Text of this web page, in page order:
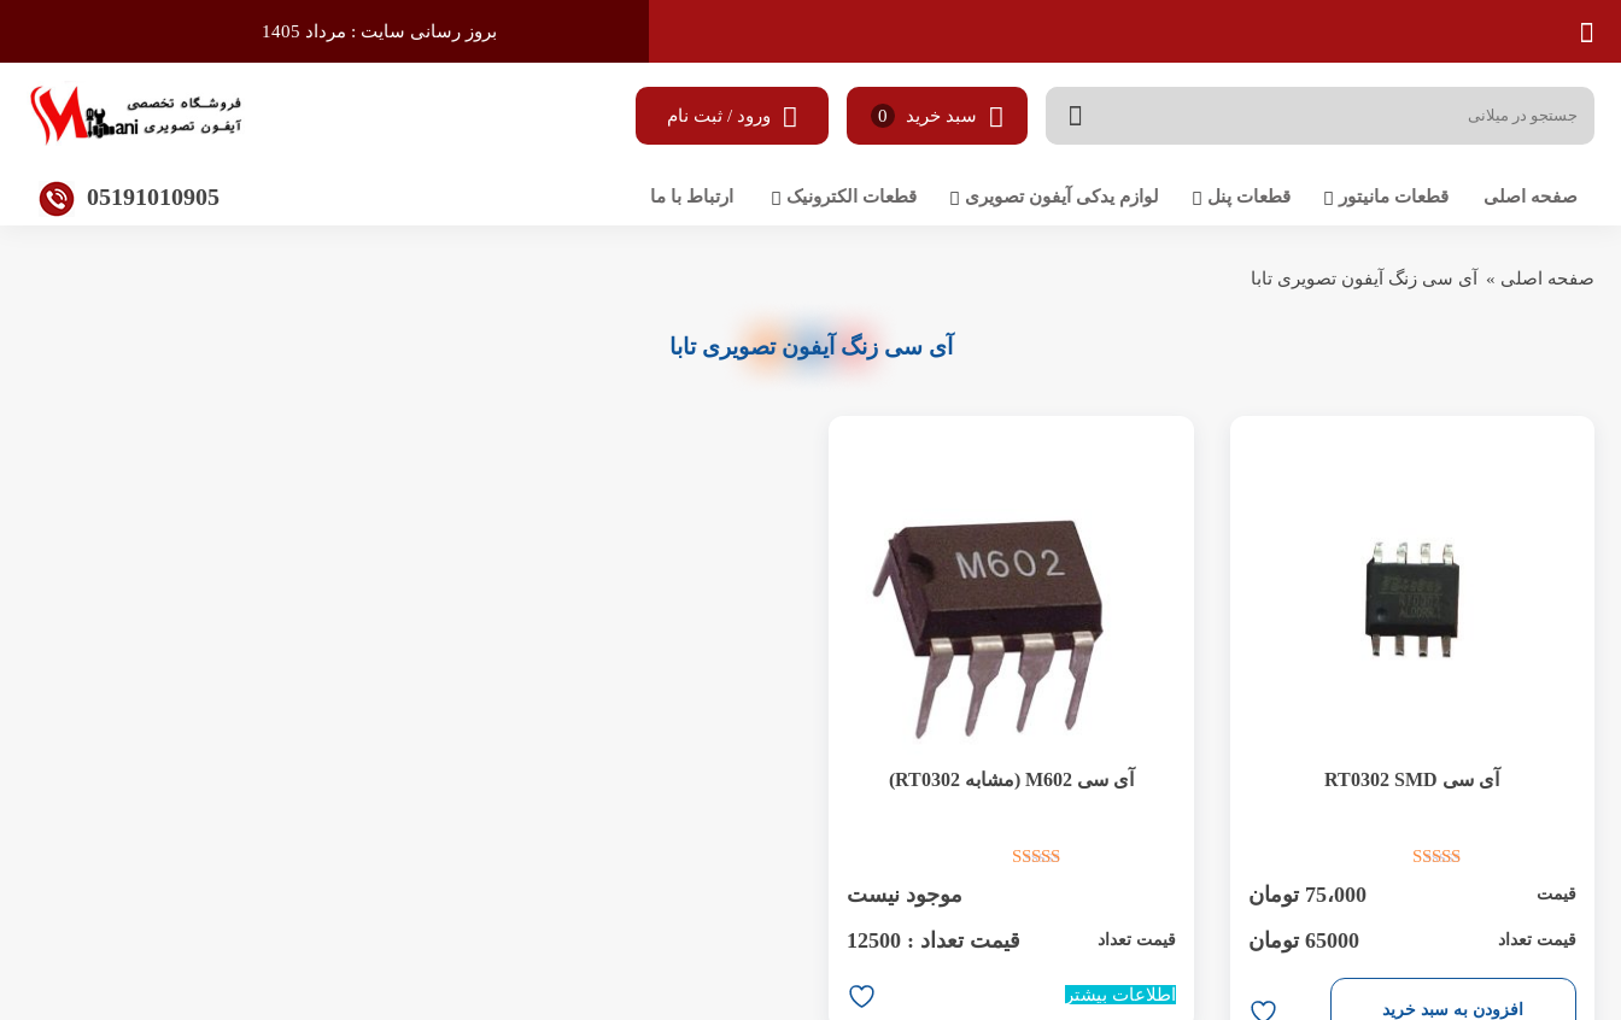
بروز رسانی سایت : مرداد 1405
سبد خرید 0 ورود / ثبت نام
صفحه اصلی قطعات مانیتور قطعات پنل لوازم یدکی آیفون تصویری قطعات الکترونیک ارتباط با ما 05191010905
صفحه اصلی » آی سی زنگ آیفون تصویری تابا
آی سی زنگ آیفون تصویری تابا
آی سی RT0302 SMD
قیمت 75،000 تومان
قیمت تعداد 65000 تومان
افزودن به سبد خرید
آی سی M602 (مشابه RT0302)
موجود نیست
قیمت تعداد قیمت تعداد : 12500
اطلاعات بیشتر